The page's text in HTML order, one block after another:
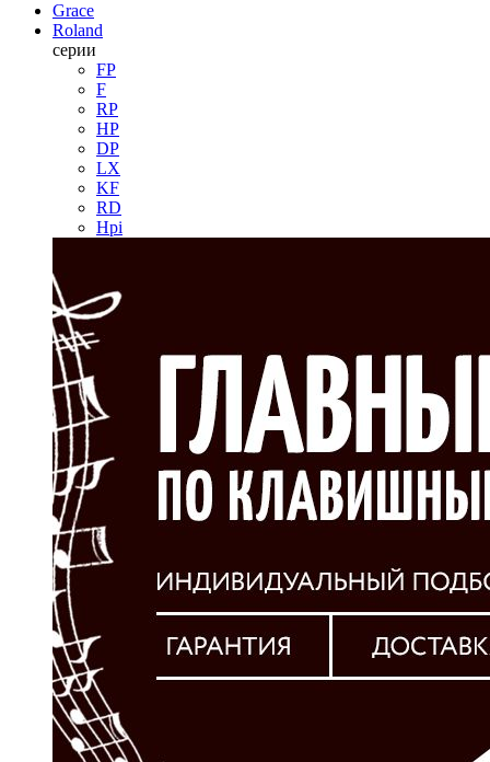
Grace
Roland
серии
FP
F
RP
HP
DP
LX
KF
RD
Hpi